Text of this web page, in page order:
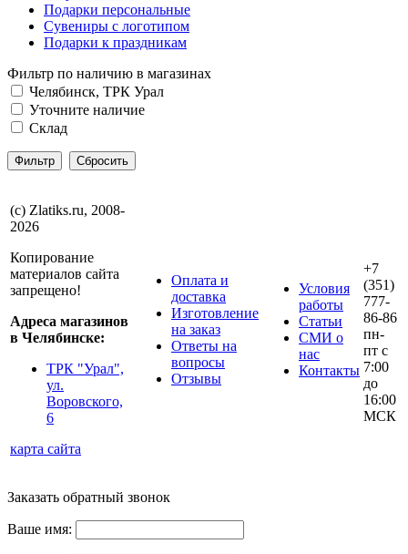
Подарки персональные
Сувениры с логотипом
Подарки к праздникам
Фильтр по наличию в магазинах
Челябинск, ТРК Урал
Уточните наличие
Склад
(с) Zlatiks.ru, 2008-
2026
Копирование
материалов сайта
запрещено!
Адреса магазинов
в Челябинске:
ТРК "Урал",
ул.
Воровского,
6
карта сайта
Оплата и
доставка
Изготовление
на заказ
Ответы на
вопросы
Отзывы
Условия
работы
Статьи
СМИ о
нас
Контакты
+7
(351)
777-
86-86
пн-
пт с
7:00
до
16:00
МСК
Заказать обратный звонок
Ваше имя: